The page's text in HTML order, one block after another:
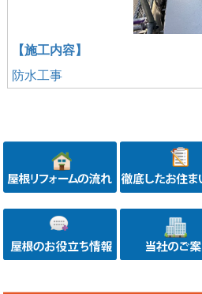
【施工内容】
防水工事